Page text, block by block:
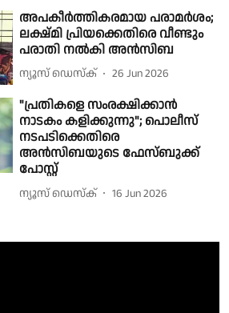
അപകീർത്തികരമായ പരാമർശം;
ലക്ഷ്മി പ്രിയക്കെതിരെ വീണ്ടും
പരാതി നൽകി അൻസിബ
ന്യൂസ് ഡെസ്ക് 26 Jun 2026
"പ്രതികളെ സംരക്ഷിക്കാൻ
നാടകം കളിക്കുന്നു"; പൊലീസ്
നടപടിക്കെതിരെ
അൻസിബയുടെ ഫേസ്ബുക്ക്
പോസ്റ്റ്
ന്യൂസ് ഡെസ്ക് 16 Jun 2026